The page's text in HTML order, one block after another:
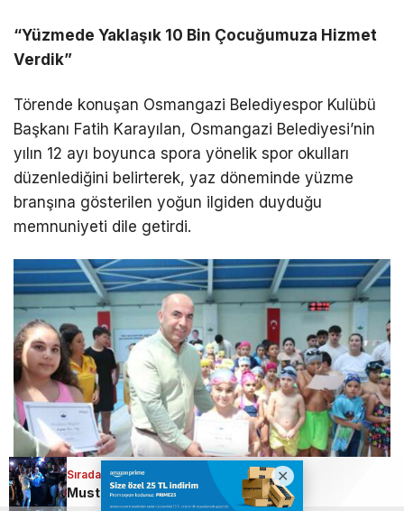
“Yüzmede Yaklaşık 10 Bin Çocuğumuza Hizmet
Verdik”
Törende konuşan Osmangazi Belediyespor Kulübü
Başkanı Fatih Karayılan, Osmangazi Belediyesi’nin
yılın 12 ayı boyunca spora yönelik spor okulları
düzenlediğini belirterek, yaz döneminde yüzme
branşına gösterilen yoğun ilgiden duyduğu
memnuniyeti dile getirdi.
Sıradaki Haber
Mustafa Keser, Bursa’dan rüzgar gibi geçti!